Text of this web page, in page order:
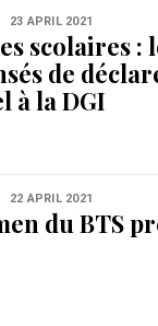
23 APRIL 2021
scolaires :
de
à la DGI
22 APRIL 2021
du BTS